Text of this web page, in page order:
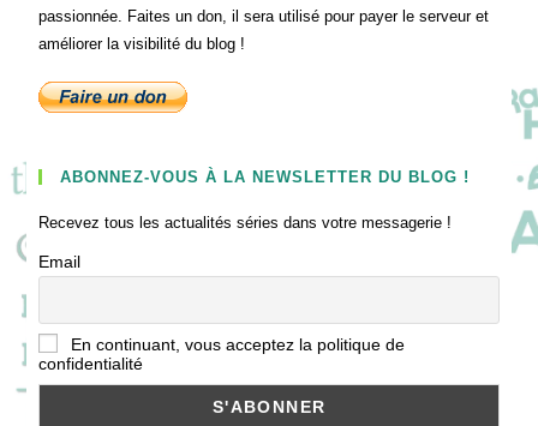
passionnée. Faites un don, il sera utilisé pour payer le serveur et
améliorer la visibilité du blog !
ABONNEZ-VOUS À LA NEWSLETTER DU BLOG !
Recevez tous les actualités séries dans votre messagerie !
Email
En continuant, vous acceptez la politique de
confidentialité